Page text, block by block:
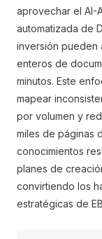
aprovechar el AI-
automatizada de
inversión pueden
enteros de
minutos. Este
mapear
por volumen y
miles de páginas
conocimientos
planes de
convirtiendo los
estratégicas de